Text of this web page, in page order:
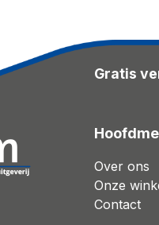
Gratis
Over ons
Onze
Contact